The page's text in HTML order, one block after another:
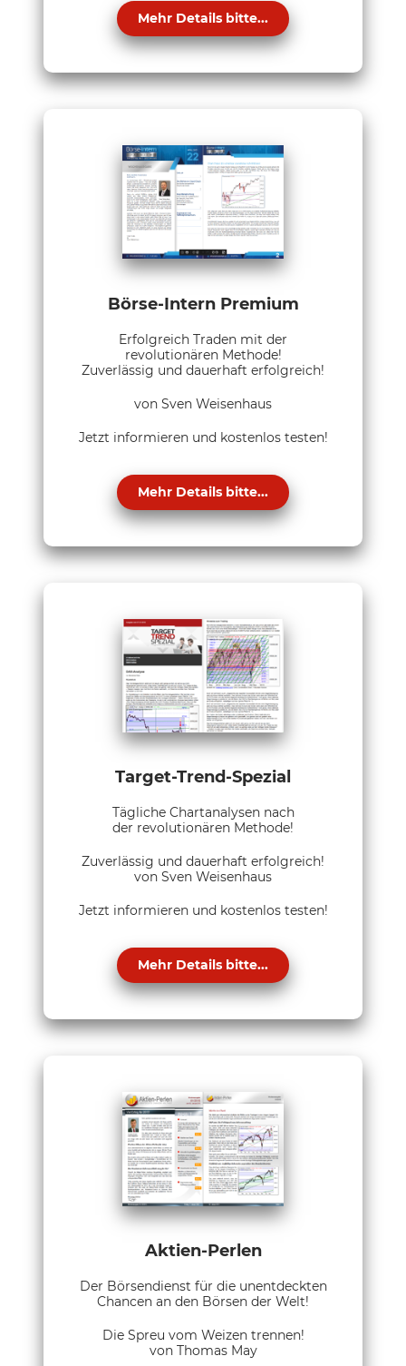
Mehr Details bitte...
Börse-Intern Premium
Erfolgreich Traden mit der
revolutionären Methode!
Zuverlässig und dauerhaft erfolgreich!
von Sven Weisenhaus
Jetzt informieren und kostenlos testen!
Mehr Details bitte...
Target-Trend-Spezial
Tägliche Chartanalysen nach
der revolutionären Methode!
Zuverlässig und dauerhaft erfolgreich!
von Sven Weisenhaus
Jetzt informieren und kostenlos testen!
Mehr Details bitte...
Aktien-Perlen
Der Börsendienst für die unentdeckten
Chancen an den Börsen der Welt!
Die Spreu vom Weizen trennen!
von Thomas May